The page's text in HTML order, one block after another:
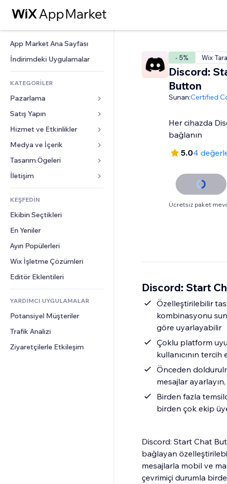
App Market Ana Sayfası
İndirimdeki Uygulamalar
KATEGORİLER
Pazarlama
Reklamlar
Mobil
Site Analizleri
Sosyal Ağ
Site Listeleri
E-posta
Satış Yapın
Mağazalar için uygulamalar
Gönderim ve Teslimat
Satış Düğmeleri
Muhasebe
Kuponlar ve Müşteri Sadakati
Depolama Çözümleri
Hizmet ve Etkinlikler
Oteller
Etkinlikler
Restoranlar
Emlak
Randevular
Medya ve İçerik
Galeri
Müzik
Podcast
Fotoğrafçılık
Video
PDF
Dosya Paylaşımı
Haberler
Tasarım Ögeleri
Haritalar ve Navigasyon
Gizlilik ve Güvenlik
Saat
Sayfa Şablonları
Görüntü Efektleri
Düğmeler ve Menüler
Afişler ve Rozetler
Hesap Makineleri
Arama
Hava Durumu
Grafik ve Tablolar
Formlar
Blog
Anketler
Sohbet
Yorumlar
Telefon
Topluluk
Değerlendirmeler ve Müşteri
KEŞFEDİN
Ekibin Seçtikleri
En Yeniler
Ayın Popülerleri
Wix İşletme Çözümleri
Editör Eklentileri
YARDIMCI UYGULAMALAR
Potansiyel Müşteriler
Trafik Analizi
Ziyaretçilerle Etkileşim
- 5% Wix
Discord:
Button
Sunan:Certified
Her cihazda
bağlanın
5.04
Ücretsiz paket
Discord: Start
Özelleştirilebilir
kombinasyonu
göre uyarlayabilir
Çoklu platform
kullanıcının
Önceden
mesajlar
Birden fazla
birden çok ekip
Discord: Start Chat
bağlayan
mesajlarla mobil ve
çevrimiçi durumla